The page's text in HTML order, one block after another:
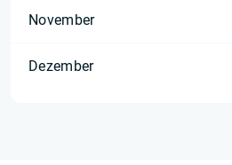
November
Dezember